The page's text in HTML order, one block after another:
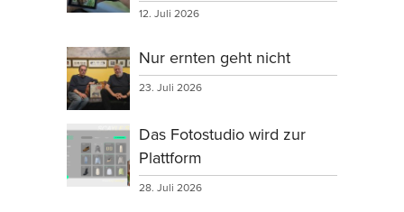
12. Juli 2026
Nur ernten geht nicht
23. Juli 2026
Das Fotostudio wird zur
Plattform
28. Juli 2026